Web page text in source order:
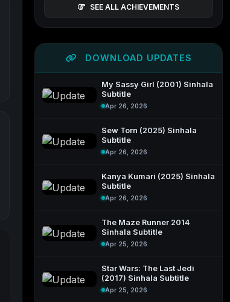
SEE ALL ACHIEVEMENTS
DOWNLOAD UPDATES
My Sassy Girl (2001) Sinhala
Subtitle
Apr 26, 2026
Sew Torn (2025) Sinhala
Subtitle
Apr 26, 2026
Kanya Kumari (2025) Sinhala
Subtitle
Apr 26, 2026
The Maze Runner 2014
Sinhala Subtitle
Apr 25, 2026
Star Wars: The Last Jedi
(2017) Sinhala Subtitle
Apr 25, 2026